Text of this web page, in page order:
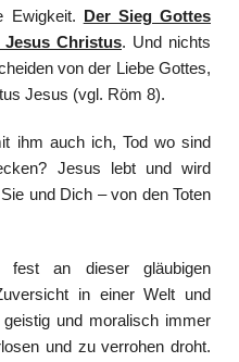
Ewigkeit. Der Sieg Gottes
Christus. Und nichts
von der Liebe Gottes,
Jesus (vgl. Röm 8).
ihm auch ich, Tod wo sind
Jesus lebt und wird
und Dich – von den Toten
fest an dieser gläubigen
in einer Welt und
und moralisch immer
und zu verrohen droht.